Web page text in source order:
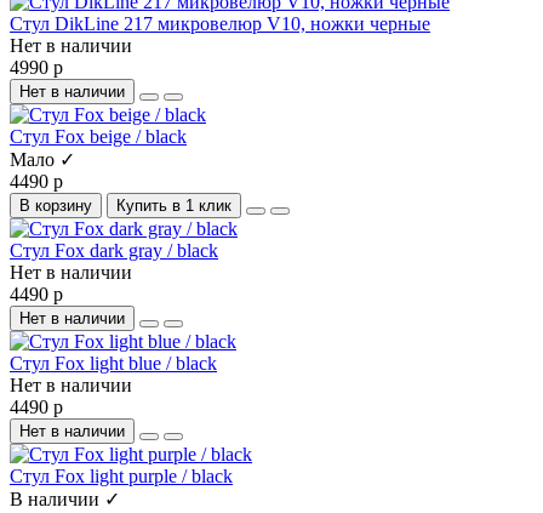
Стул DikLine 217 микровелюр V10, ножки черные
Нет в наличии
4990 р
Нет в наличии
Стул Fox beige / black
Мало ✓
4490 р
В корзину Купить в 1 клик
Стул Fox dark gray / black
Нет в наличии
4490 р
Нет в наличии
Стул Fox light blue / black
Нет в наличии
4490 р
Нет в наличии
Стул Fox light purple / black
В наличии ✓